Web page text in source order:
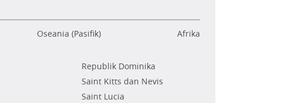
Oseania (Pasifik) Afrika
Republik Dominika
Saint Kitts dan Nevis
Saint Lucia